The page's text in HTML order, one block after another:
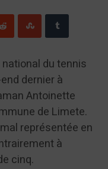
du tennis
dernier à
Antoinette
de Limete.
représentée en
à
cinq.